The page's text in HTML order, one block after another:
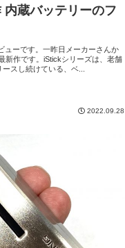
内蔵バッテリーのフ
ューです。一昨日メーカーさんか
新作です。iStickシリーズは、老舗
スし続けている、ベ...
2022.09.28